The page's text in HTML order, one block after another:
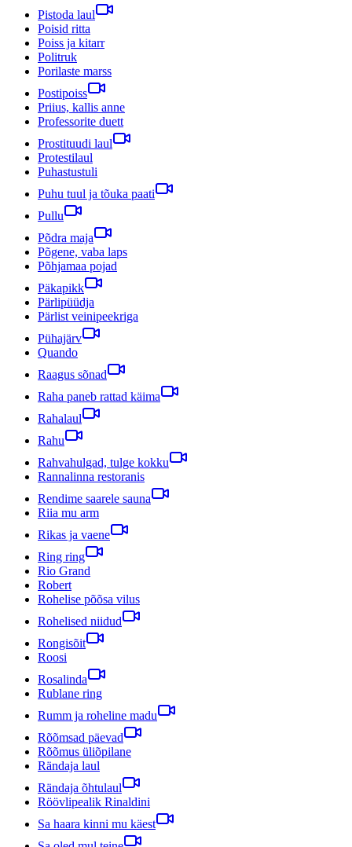
Pistoda laul
Poisid ritta
Poiss ja kitarr
Politruk
Porilaste marss
Postipoiss
Priius, kallis anne
Professorite duett
Prostituudi laul
Protestilaul
Puhastustuli
Puhu tuul ja tõuka paati
Pullu
Põdra maja
Põgene, vaba laps
Põhjamaa pojad
Päkapikk
Pärlipüüdja
Pärlist veinipeekriga
Pühajärv
Quando
Raagus sõnad
Raha paneb rattad käima
Rahalaul
Rahu
Rahvahulgad, tulge kokku
Rannalinna restoranis
Rendime saarele sauna
Riia mu arm
Rikas ja vaene
Ring ring
Rio Grand
Robert
Rohelise põõsa vilus
Rohelised niidud
Rongisõit
Roosi
Rosalinda
Rublane ring
Rumm ja roheline madu
Rõõmsad päevad
Rõõmus üliõpilane
Rändaja laul
Rändaja õhtulaul
Röövlipealik Rinaldini
Sa haara kinni mu käest